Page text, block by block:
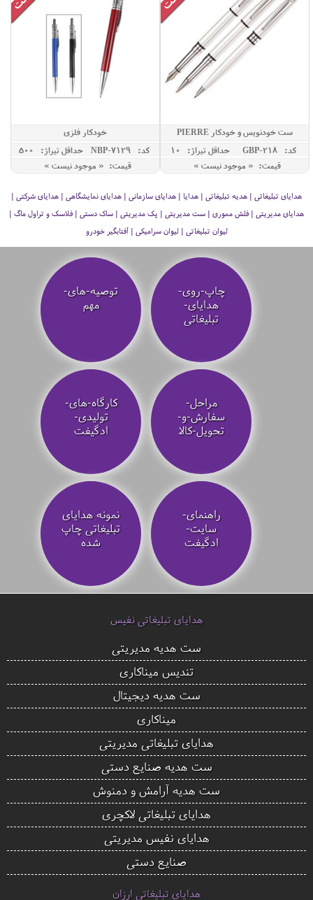
ست خودنویس و خودکار PIERRE
CARDIN مدل AQUARIUS کد: GBP-218
حداقل تيراژ: 10
قیمت: « موجود نیست »
خودکار فلزی
کد: NBP-7129
حداقل تيراژ: 500
قیمت: « موجود نیست »
هدایای تبلیغاتی | هدیه تبلیغاتی | هدایا | هدایای سازمانی | هدایای نمایشگاهی | هدایای شرکتی |
هدایای مدیریتی | فلش مموری | ست مدیریتی | پک مدیریتی | ساک دستی | فلاسک و تراول ماگ |
لیوان تبلیغاتی | لیوان سرامیکی | آفتابگیر خودرو
چاپ-روی-
هدایای-
تبلیغاتی
توصیه‌-های-
مهم
مراحل-
سفارش-و-
تحویل-کالا
کارگاه-های-
تولیدی-
ادگیفت
راهنمای-
سایت-
ادگیفت
نمونه هدایای
تبلیغاتی چاپ
شده
هدایای تبلیغاتی نفیس
ست هدیه مدیریتی
تندیس میناکاری
ست هدیه دیجیتال
میناکاری
هدایای تبلیغاتی مدیریتی
ست هدیه صنایع دستی
ست هدیه آرامش و دمنوش
هدایای تبلیغاتی لاکچری
هدایای نفیس مدیریتی
صنایع دستی
هدایای تبلیغاتی ارزان